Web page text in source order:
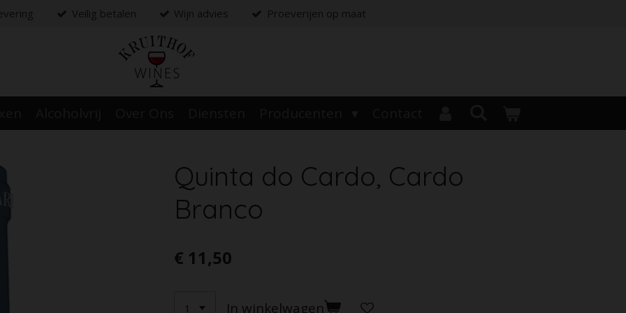
Veilig betalen Wijn advies Proeverijen op maat
Quinta do Cardo, Cardo
Branco
€ 11,50
In winkelwagen